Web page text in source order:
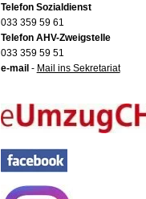
Telefon Sozialdienst
033 359 59 61
Telefon AHV-Zweigstelle
033 359 59 51
e-mail - Mail ins Sekretariat